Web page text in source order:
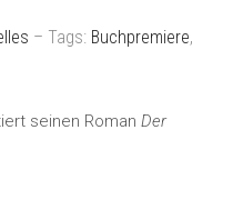
– Tags: Buchpremiere,
seinen Roman Der